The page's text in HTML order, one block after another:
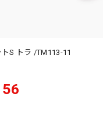
S トラ /TM113-11